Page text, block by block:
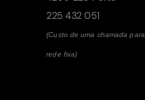
225 432 051
(Custo de uma chamada para
rede fixa)